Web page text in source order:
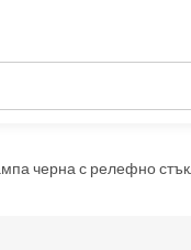
черна с релефно